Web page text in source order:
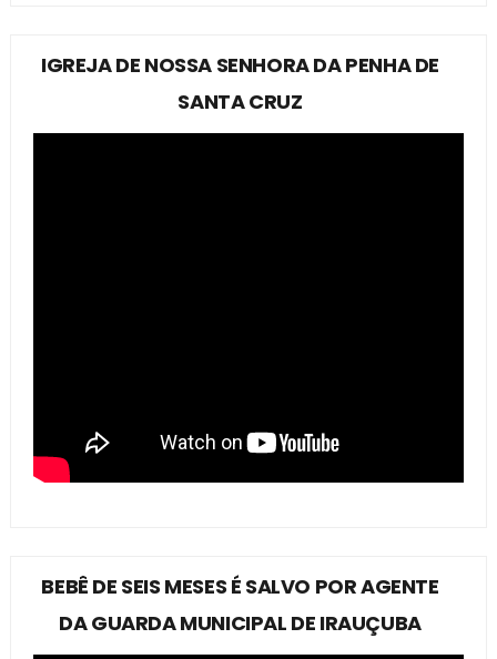
IGREJA DE NOSSA SENHORA DA PENHA DE
SANTA CRUZ
BEBÊ DE SEIS MESES É SALVO POR AGENTE
DA GUARDA MUNICIPAL DE IRAUÇUBA